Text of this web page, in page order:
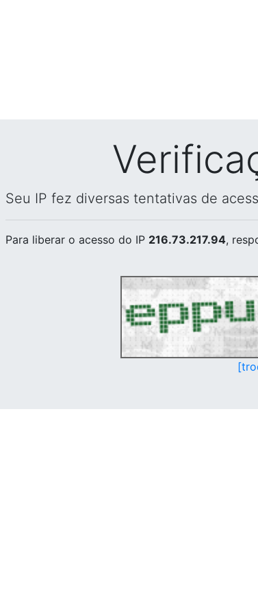
Seu IP fez diversas tentativas de
Para liberar o acesso do IP 216.73.217.94,